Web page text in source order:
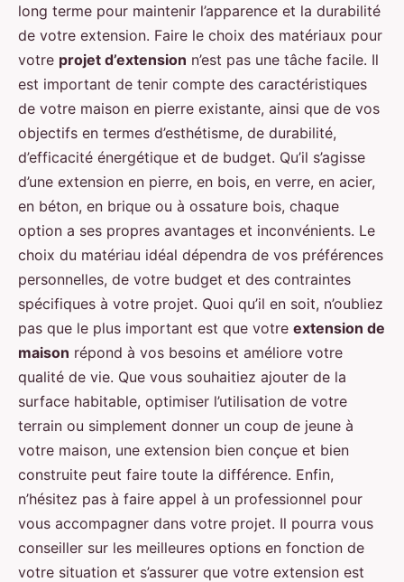
long terme pour maintenir l’apparence et la durabilité
de votre extension. Faire le choix des matériaux pour
votre projet d’extension n’est pas une tâche facile. Il
est important de tenir compte des caractéristiques
de votre maison en pierre existante, ainsi que de vos
objectifs en termes d’esthétisme, de durabilité,
d’efficacité énergétique et de budget. Qu’il s’agisse
d’une extension en pierre, en bois, en verre, en acier,
en béton, en brique ou à ossature bois, chaque
option a ses propres avantages et inconvénients. Le
choix du matériau idéal dépendra de vos préférences
personnelles, de votre budget et des contraintes
spécifiques à votre projet. Quoi qu’il en soit, n’oubliez
pas que le plus important est que votre extension de
maison répond à vos besoins et améliore votre
qualité de vie. Que vous souhaitiez ajouter de la
surface habitable, optimiser l’utilisation de votre
terrain ou simplement donner un coup de jeune à
votre maison, une extension bien conçue et bien
construite peut faire toute la différence. Enfin,
n’hésitez pas à faire appel à un professionnel pour
vous accompagner dans votre projet. Il pourra vous
conseiller sur les meilleures options en fonction de
votre situation et s’assurer que votre extension est